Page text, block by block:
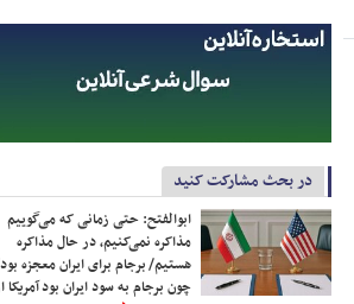
در بحث مشارکت کنید
ابوالفتح: حتی زمانی که می‌گوییم
مذاکره نمی‌کنیم، در حال مذاکره
هستیم/ برجام برای ایران معجزه
چون برجام به سود ایران بود آمریکا